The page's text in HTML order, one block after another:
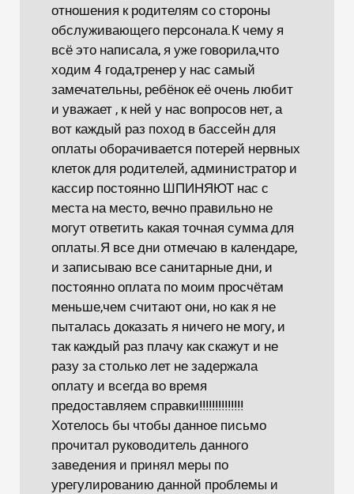
отношения к родителям со стороны
обслуживающего персонала.К чему я
всё это написала, я уже говорила,что
ходим 4 года,тренер у нас самый
замечательны, ребёнок её очень любит
и уважает , к ней у нас вопросов нет, а
вот каждый раз поход в бассейн для
оплаты оборачивается потерей нервных
клеток для родителей, администратор и
кассир постоянно ШПИНЯЮТ нас с
места на место, вечно правильно не
могут ответить какая точная сумма для
оплаты.Я все дни отмечаю в календаре,
и записываю все санитарные дни, и
постоянно оплата по моим просчётам
меньше,чем считают они, но как я не
пыталась доказать я ничего не могу, и
так каждый раз плачу как скажут и не
разу за столько лет не задержала
оплату и всегда во время
предоставляем справки!!!!!!!!!!!!!!
Хотелось бы чтобы данное письмо
прочитал руководитель данного
заведения и принял меры по
урегулированию данной проблемы и